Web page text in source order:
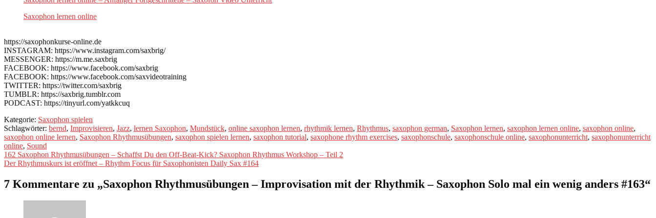
Saxophon lernen online
https://saxophonkurse-online.de
INSTAGRAM: https://www.instagram.com/saxbrig/
MESSENGER: https://m.me.saxbrig
FACEBOOK: https://www.facebook.com/saxbrig
FACEBOOK: https://www.facebook.com/saxvideotraining
TWITTER: https://twitter.com/saxbrig
TUMBLR: https://saxbrig.tumblr.com
PODCAST: https://tinyurl.com/yatkkcuq
Kategorie: Saxophon spielen
Schlagwörter: bernd, Improvisieren, Jazz, lernen Saxophon, Mundstück, online saxophon lernen, rhythmik lernen, Rhythmus, saxophon german, Saxophon lernen, saxophon lernen online, saxophon online,
saxophon online lernen, Saxophon Rhythmusübungen, saxophon spielen lernen, saxophon tutorial, saxophone rhythm exercises, saxophonschule, saxophonschule online, saxophonunterricht, saxophonunterricht
online, Sound
Beitragsnavigation
Vorheriger
Beitrag:
162 Saxophon Rhythmusübungen – Schaffst Du den Off-Beat-Kick? Saxophon Rhythmus Workshop – Teil 2
Nächster
Der Rhythmuskurs ist eröffnet – Rhythm Focus für Saxophonisten Daily Sax #164
7 Kommentare zu „Saxophon Rhythmusübungen – Improvisation mit der Rhythmik – Saxophon Solo mal ein wenig anders #163“